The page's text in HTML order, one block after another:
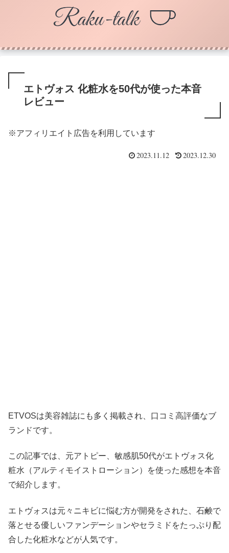
エトヴォス 化粧水を50代が使った本音
レビュー
※アフィリエイト広告を利用しています
2023.11.12 2023.12.30
ETVOSは美容雑誌にも多く掲載され、口コミ高評価なブ
ランドです。
この記事では、元アトピー、敏感肌50代がエトヴォス化
粧水（アルティモイストローション）を使った感想を本音
で紹介します。
エトヴォスは元々ニキビに悩む方が開発をされた、石鹸で
落とせる優しいファンデーションやセラミドをたっぷり配
合した化粧水などが人気です。